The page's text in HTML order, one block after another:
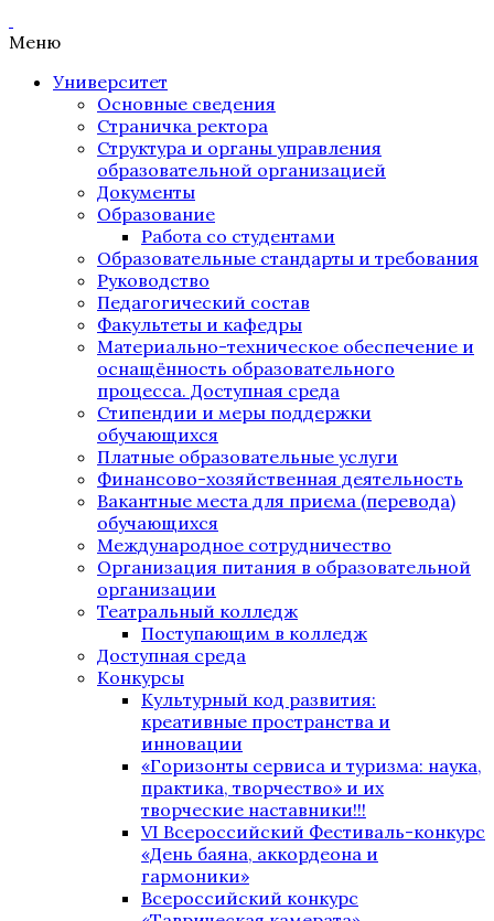
Меню
Университет
Основные сведения
Страничка ректора
Структура и органы управления
образовательной организацией
Документы
Образование
Работа со студентами
Образовательные стандарты и требования
Руководство
Педагогический состав
Факультеты и кафедры
Материально-техническое обеспечение и
оснащённость образовательного
процесса. Доступная среда
Стипендии и меры поддержки
обучающихся
Платные образовательные услуги
Финансово-хозяйственная деятельность
Вакантные места для приема (перевода)
обучающихся
Международное сотрудничество
Организация питания в образовательной
организации
Театральный колледж
Поступающим в колледж
Доступная среда
Конкурсы
Культурный код развития:
креативные пространства и
инновации
«Горизонты сервиса и туризма: наука,
практика, творчество» и их
творческие наставники!!!
VI Всероссийский Фестиваль-конкурс
«День баяна, аккордеона и
гармоники»
Всероссийский конкурс